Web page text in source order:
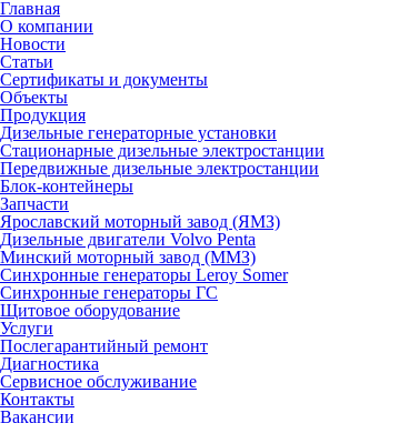
Главная
О компании
Новости
Статьи
Сертификаты и документы
Объекты
Продукция
Дизельные генераторные установки
Стационарные дизельные электростанции
Передвижные дизельные электростанции
Блок-контейнеры
Запчасти
Ярославский моторный завод (ЯМЗ)
Дизельные двигатели Volvo Penta
Минский моторный завод (ММЗ)
Синхронные генераторы Leroy Somer
Синхронные генераторы ГС
Щитовое оборудование
Услуги
Послегарантийный ремонт
Диагностика
Сервисное обслуживание
Контакты
Вакансии